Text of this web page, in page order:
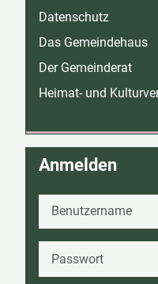
Datenschutz
Das Gemeindehaus
Der Gemeinderat
Heimat- und
Anmelden
Benutzername